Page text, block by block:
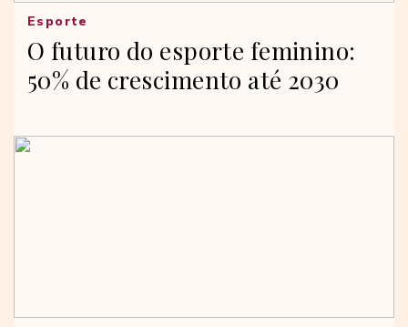
O futuro do esporte feminino:
50% de crescimento até 2030
Esporte